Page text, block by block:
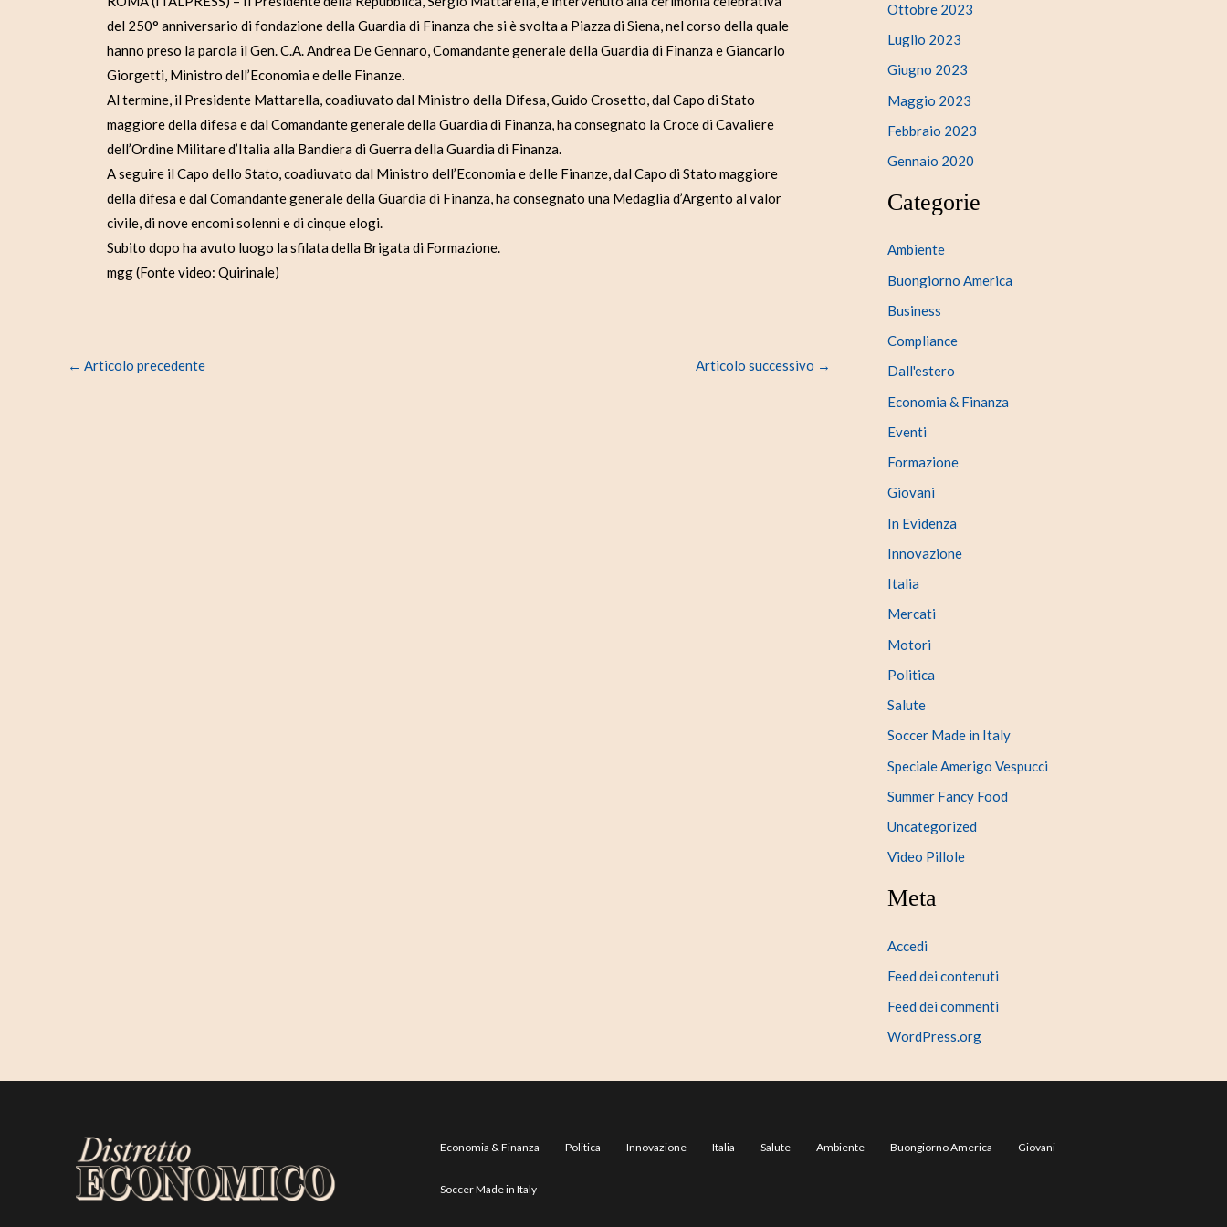
del 250° anniversario di fondazione della Guardia di Finanza che si è svolta a Piazza di Siena, nel corso della quale
hanno preso la parola il Gen. C.A. Andrea De Gennaro, Comandante generale della Guardia di Finanza e Giancarlo
Giorgetti, Ministro dell’Economia e delle Finanze.
Al termine, il Presidente Mattarella, coadiuvato dal Ministro della Difesa, Guido Crosetto, dal Capo di Stato
maggiore della difesa e dal Comandante generale della Guardia di Finanza, ha consegnato la Croce di Cavaliere
dell’Ordine Militare d’Italia alla Bandiera di Guerra della Guardia di Finanza.
A seguire il Capo dello Stato, coadiuvato dal Ministro dell’Economia e delle Finanze, dal Capo di Stato maggiore
della difesa e dal Comandante generale della Guardia di Finanza, ha consegnato una Medaglia d’Argento al valor
civile, di nove encomi solenni e di cinque elogi.
Subito dopo ha avuto luogo la sfilata della Brigata di Formazione.
mgg (Fonte video: Quirinale)
← Articolo precedente Articolo successivo →
Ottobre 2023
Luglio 2023
Giugno 2023
Maggio 2023
Febbraio 2023
Gennaio 2020
Categorie
Ambiente
Buongiorno America
Business
Compliance
Dall'estero
Economia & Finanza
Eventi
Formazione
Giovani
In Evidenza
Innovazione
Italia
Mercati
Motori
Politica
Salute
Soccer Made in Italy
Speciale Amerigo Vespucci
Summer Fancy Food
Uncategorized
Video Pillole
Meta
Accedi
Feed dei contenuti
Feed dei commenti
WordPress.org
Economia & Finanza Politica Innovazione Italia Salute Ambiente Buongiorno America Giovani
Soccer Made in Italy